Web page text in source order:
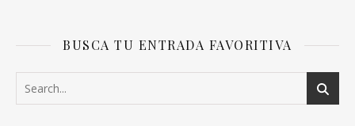
BUSCA TU ENTRADA FAVORITIVA